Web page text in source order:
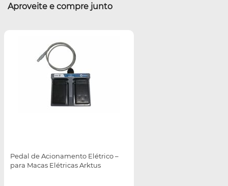
Aproveite e compre junto
Pedal de Acionamento Elétrico –
para Macas Elétricas Arktus